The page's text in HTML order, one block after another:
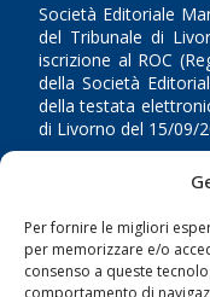
Per fornire le migliori
per memorizzare e/o
consenso a queste
comportamento di
Società Editoriale
del Tribunale di
iscrizione al ROC
della Società
della testata
di Livorno del 15/09/